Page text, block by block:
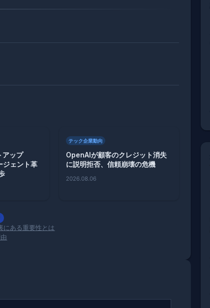
アップ
ェント革
テック企業動向
OpenAIが顧客のクレジット消失
に説明拒否、信頼崩壊の危機
2026.08.06
にある重要性とは